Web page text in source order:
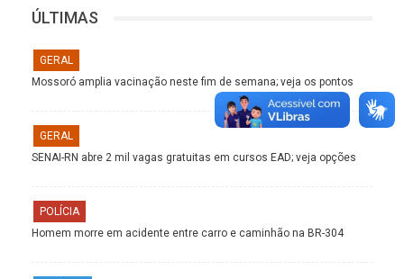
ÚLTIMAS
GERAL
Mossoró amplia vacinação neste fim de semana; veja os pontos
GERAL
SENAI-RN abre 2 mil vagas gratuitas em cursos EAD; veja opções
POLÍCIA
Homem morre em acidente entre carro e caminhão na BR-304